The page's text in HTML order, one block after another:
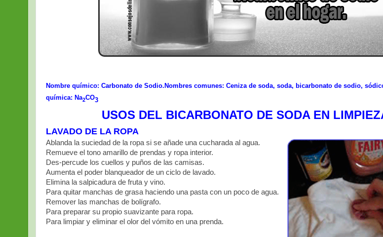
Nombre químico: Carbonato de Sodio. Nombres comunes: Ceniza de soda, soda, bicarbonato de sodio,
química: Na2CO3
USOS DEL BICARBONATO DE SODA EN
LAVADO DE LA ROPA
Ablanda la suciedad de la ropa si se añade una cucharada al agua.
Remueve el tono amarillo de prendas y ropa interior.
Des-percude los cuellos y puños de las camisas.
Aumenta el poder blanqueador de un ciclo de lavado.
Elimina la salpicadura de fruta y vino.
Para quitar manchas de grasa haciendo una pasta con un poco de agua.
Remover las manchas de bolígrafo.
Para preparar su propio suavizante para ropa.
Para limpiar y eliminar el olor del vómito en una prenda.